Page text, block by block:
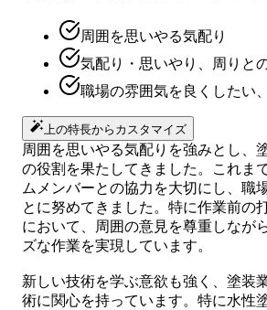
周囲を思いやる気配り
気配り・思いやり、周りと
職場の雰囲気を良くしたい
上の特長からカスタマイズ
周囲を思いやる気配りを強みとし、
の役割を果たしてきました。これま
ムメンバーとの協力を大切にし、職
とに努めてきました。特に作業前の
において、周囲の意見を尊重しなが
ズな作業を実現しています。
新しい技術を学ぶ意欲も強く、塗装
術に関心を持っています。特に水性